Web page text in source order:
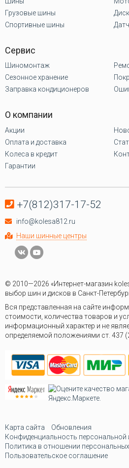
Грузовые шины
Спортивные шины
Сервис
Шиномонтаж
Сезонное хранение
Заправка кондиционеров
О компании
Акции
Оплата и доставка
Колеса в кредит
Гарантии
+7(812)317-17-52
info@kolesa812.ru
Наши шинные центры
© 2010—2026 «Интернет-магазин
выбор шин и дисков в Санкт-
Вся представленная на сайте
стоимости, количества товаров и
информационный характер и не
определяемой положениями ст. 437
Карта сайта
Обновления
Конфиденциальность
Политика в отношении
Пользовательское соглашение